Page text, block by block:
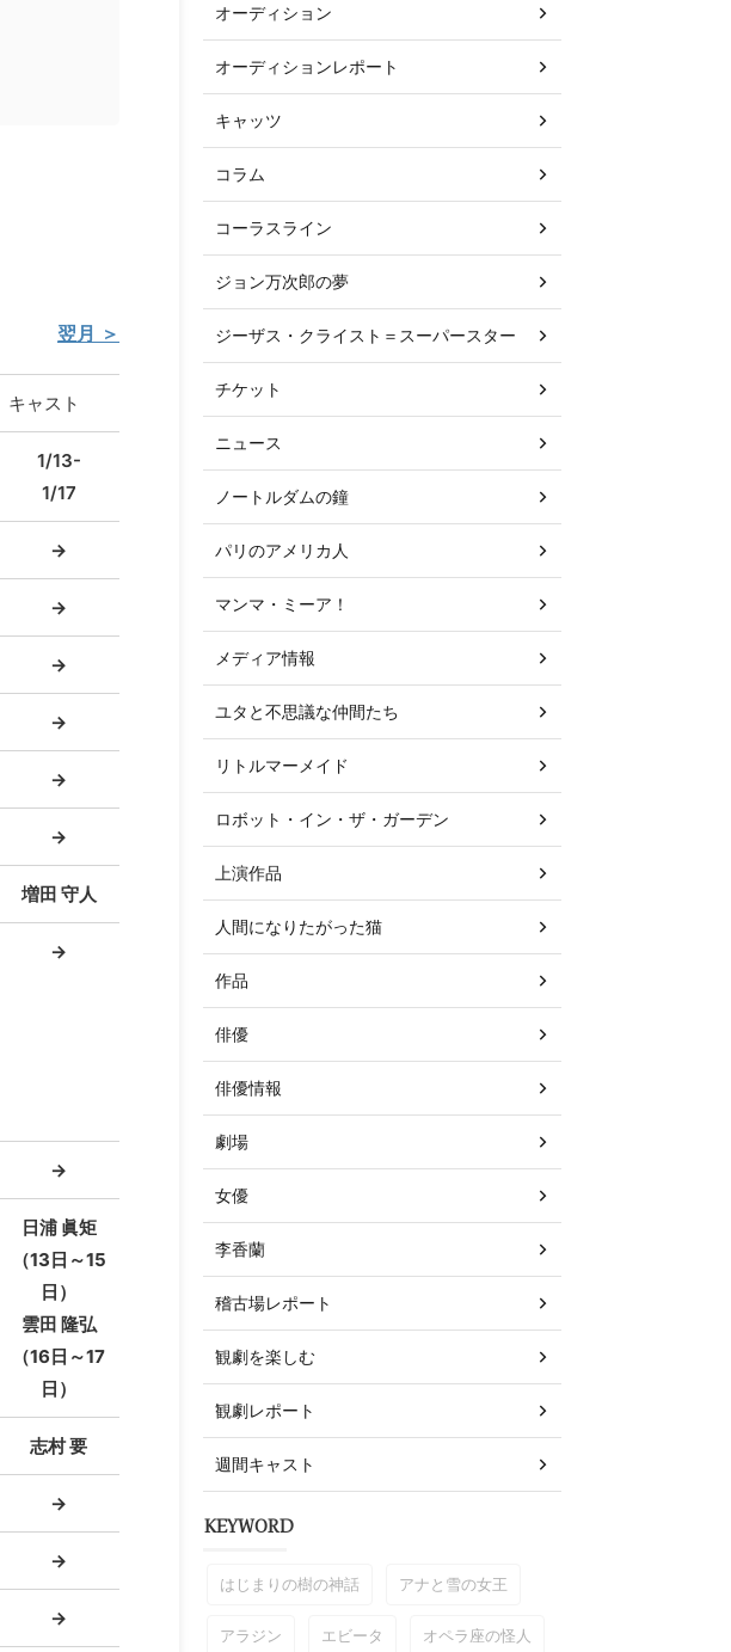
翌月 ＞
キャスト
1/13-
1/17
1/31
→ 佐野正幸
→ 海沼千明
→ 光田 健一
→ →
→ →
→
増田 守人
→
村 俊英
（22日～24
日）
平良 交一
（20日～21
日）
村 俊英
→ → →
日浦 眞矩
（13日～15
日）
雲田 隆弘
（16日～17
日）
雲田 隆弘 →
志村 要 → →
→
→
→
オーディション
オーディションレポート
キャッツ
コラム
コーラスライン
ジョン万次郎の夢
ジーザス・クライスト＝スーパースター
チケット
ニュース
ノートルダムの鐘
パリのアメリカ人
マンマ・ミーア！
メディア情報
ユタと不思議な仲間たち
リトルマーメイド
ロボット・イン・ザ・ガーデン
上演作品
人間になりたがった猫
作品
俳優
俳優情報
劇場
女優
李香蘭
稽古場レポート
観劇を楽しむ
観劇レポート
週間キャスト
KEYWORD
はじまりの樹の神話 アナと雪の女王
アラジン エビータ オペラ座の怪人